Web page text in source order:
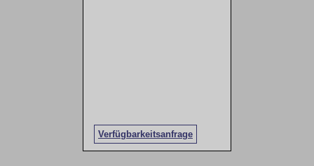
Verfügbarkeitsanfrage